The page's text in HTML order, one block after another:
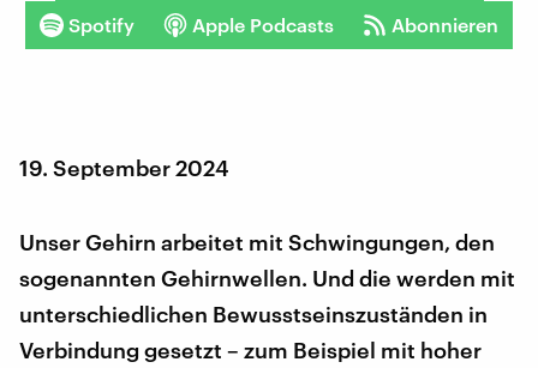
Spotify Apple Podcasts Abonnieren
19. September 2024
Unser Gehirn arbeitet mit Schwingungen, den
sogenannten Gehirnwellen. Und die werden mit
unterschiedlichen Bewusstseinszuständen in
Verbindung gesetzt – zum Beispiel mit hoher